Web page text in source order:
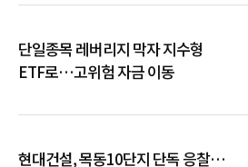
단일종목 레버리지 막자 지수형
ETF로…고위험 자금 이동
현대건설, 목동10단지 단독 응찰…